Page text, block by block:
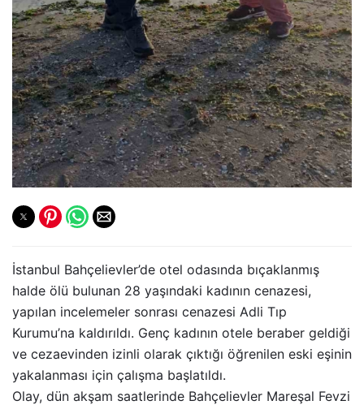
İstanbul Bahçelievler’de otel odasında bıçaklanmış
halde ölü bulunan 28 yaşındaki kadının cenazesi,
yapılan incelemeler sonrası cenazesi Adli Tıp
Kurumu’na kaldırıldı. Genç kadının otele beraber geldiği
ve cezaevinden izinli olarak çıktığı öğrenilen eski eşinin
yakalanması için çalışma başlatıldı.
Olay, dün akşam saatlerinde Bahçelievler Mareşal Fevzi